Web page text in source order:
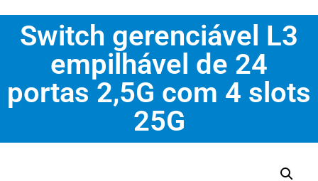
Switch gerenciável L3
empilhável de 24
portas 2,5G com 4 slots
25G